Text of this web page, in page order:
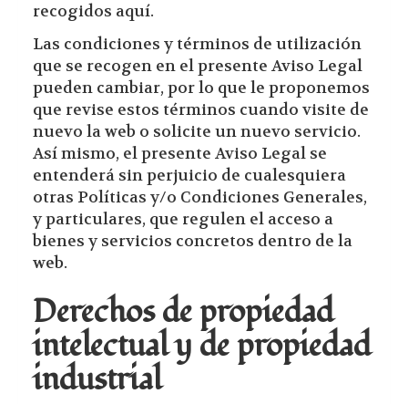
recogidos aquí.
Las condiciones y términos de utilización
que se recogen en el presente Aviso Legal
pueden cambiar, por lo que le proponemos
que revise estos términos cuando visite de
nuevo la web o solicite un nuevo servicio.
Así mismo, el presente Aviso Legal se
entenderá sin perjuicio de cualesquiera
otras Políticas y/o Condiciones Generales,
y particulares, que regulen el acceso a
bienes y servicios concretos dentro de la
web.
Derechos de propiedad
intelectual y de propiedad
industrial